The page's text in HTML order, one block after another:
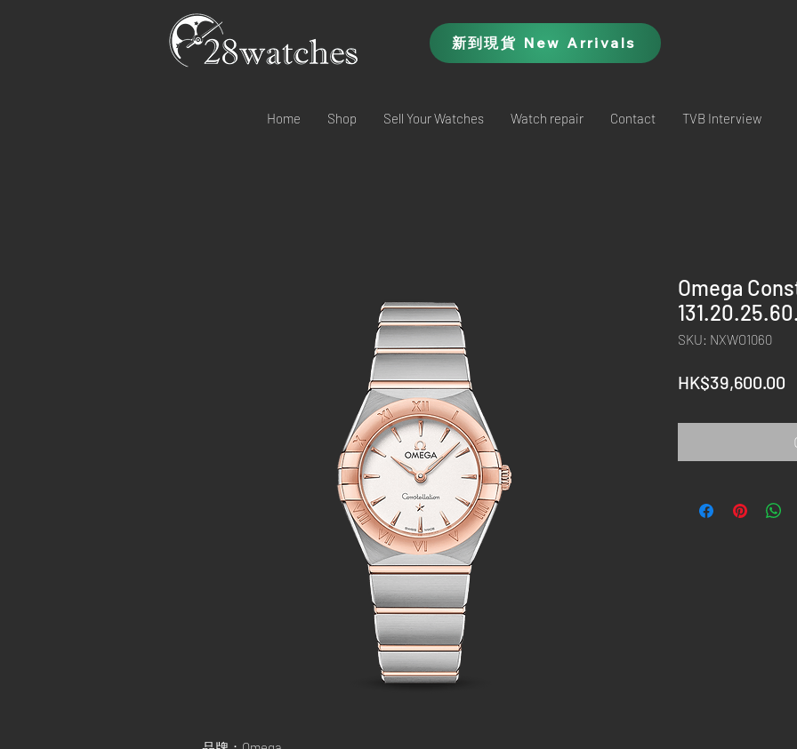
新到現貨 New Arrivals
Home Shop Sell Your Watches Watch repair Contact TVB Interview
Omega
SKU: NXWO1060
HK$39,600.00